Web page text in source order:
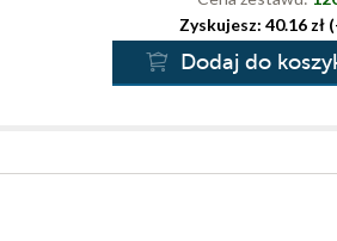
Zyskujesz: 40.16 zł
Dodaj do